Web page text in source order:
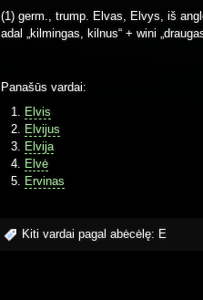
(1) germ., trump. Elvas, Elvys, iš
adal „kilmingas, kilnus“ + wini
Panašūs vardai:
Elvis
Elvijus
Elvija
Elvė
Ervinas
Kiti vardai pagal abėcėlę: E